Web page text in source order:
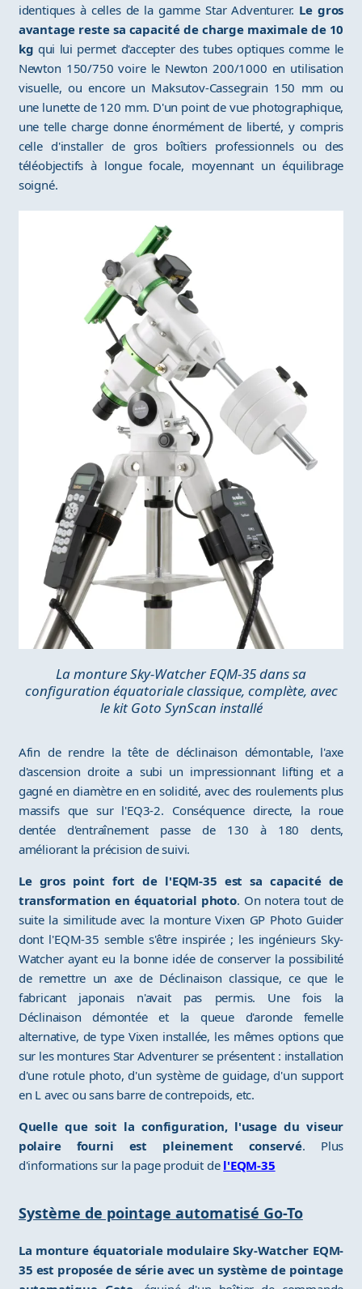
identiques à celles de la gamme Star Adventurer. Le gros
avantage reste sa capacité de charge maximale de 10
kg qui lui permet d'accepter des tubes optiques comme le
Newton 150/750 voire le Newton 200/1000 en utilisation
visuelle, ou encore un Maksutov-Cassegrain 150 mm ou
une lunette de 120 mm. D'un point de vue photographique,
une telle charge donne énormément de liberté, y compris
celle d'installer de gros boîtiers professionnels ou des
téléobjectifs à longue focale, moyennant un équilibrage
soigné.
La monture Sky-Watcher EQM-35 dans sa
configuration équatoriale classique, complète, avec
le kit Goto SynScan installé
Afin de rendre la tête de déclinaison démontable, l'axe
d'ascension droite a subi un impressionnant lifting et a
gagné en diamètre en en solidité, avec des roulements plus
massifs que sur l'EQ3-2. Conséquence directe, la roue
dentée d'entraînement passe de 130 à 180 dents,
améliorant la précision de suivi.
Le gros point fort de l'EQM-35 est sa capacité de
transformation en équatorial photo. On notera tout de
suite la similitude avec la monture Vixen GP Photo Guider
dont l'EQM-35 semble s'être inspirée ; les ingénieurs Sky-
Watcher ayant eu la bonne idée de conserver la possibilité
de remettre un axe de Déclinaison classique, ce que le
fabricant japonais n'avait pas permis. Une fois la
Déclinaison démontée et la queue d'aronde femelle
alternative, de type Vixen installée, les mêmes options que
sur les montures Star Adventurer se présentent : installation
d'une rotule photo, d'un système de guidage, d'un support
en L avec ou sans barre de contrepoids, etc.
Quelle que soit la configuration, l'usage du viseur
polaire fourni est pleinement conservé. Plus
d'informations sur la page produit de l'EQM-35
Système de pointage automatisé Go-To
La monture équatoriale modulaire Sky-Watcher EQM-
35 est proposée de série avec un système de pointage